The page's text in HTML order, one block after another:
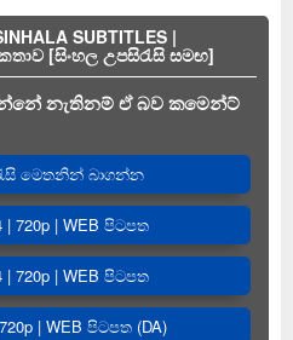
SUBTITLES |
[සිංහල උපසිරැසි සමඟ]
නැතිනම් ඒ බව කමෙන්ට්
මෙතනින් බාගන්න
| 720p | WEB පිටපත
| 720p | WEB පිටපත
| WEB පිටපත (DA)